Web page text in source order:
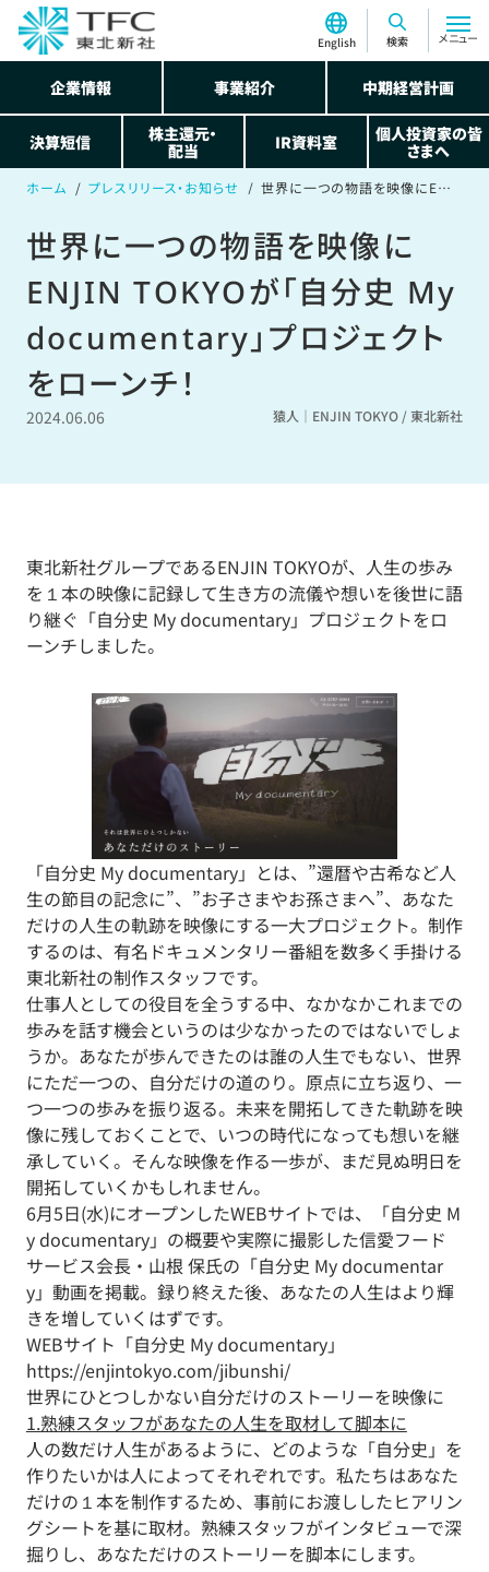
English 検索 メニュー
企業情報 事業紹介 中期経営計画
決算短信
株主還元・
配当
IR資料室
個人投資家の皆
さまへ
ホーム プレスリリース・お知らせ 世界に一つの物語を映像にENJIN TOKYOが「自分史 My documentary」プロジェクトをローンチ！
世界に一つの物語を映像に
ENJIN TOKYOが「自分史 My
documentary」プロジェクト
をローンチ！
2024.06.06 猿人｜ENJIN TOKYO / 東北新社
東北新社グループであるENJIN TOKYOが、人生の歩み
を１本の映像に記録して生き方の流儀や想いを後世に語
り継ぐ「自分史 My documentary」プロジェクトをロ
ーンチしました。
「自分史 My documentary」とは、”還暦や古希など人
生の節目の記念に”、”お子さまやお孫さまへ”、あなた
だけの人生の軌跡を映像にする一大プロジェクト。制作
するのは、有名ドキュメンタリー番組を数多く手掛ける
東北新社の制作スタッフです。
仕事人としての役目を全うする中、なかなかこれまでの
歩みを話す機会というのは少なかったのではないでしょ
うか。あなたが歩んできたのは誰の人生でもない、世界
にただ一つの、自分だけの道のり。原点に立ち返り、一
つ一つの歩みを振り返る。未来を開拓してきた軌跡を映
像に残しておくことで、いつの時代になっても想いを継
承していく。そんな映像を作る一歩が、まだ見ぬ明日を
開拓していくかもしれません。
6月5日(水)にオープンしたWEBサイトでは、「自分史 M
y documentary」の概要や実際に撮影した信愛フード
サービス会長・山根 保氏の「自分史 My documentar
y」動画を掲載。録り終えた後、あなたの人生はより輝
きを増していくはずです。
WEBサイト「自分史 My documentary」
https://enjintokyo.com/jibunshi/
世界にひとつしかない自分だけのストーリーを映像に
1.熟練スタッフがあなたの人生を取材して脚本に
人の数だけ人生があるように、どのような「自分史」を
作りたいかは人によってそれぞれです。私たちはあなた
だけの１本を制作するため、事前にお渡ししたヒアリン
グシートを基に取材。熟練スタッフがインタビューで深
掘りし、あなただけのストーリーを脚本にします。